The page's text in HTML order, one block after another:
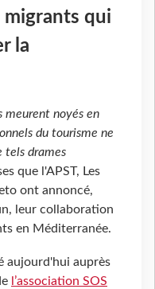
migrants qui
la
meurent noyés en
du tourisme ne
tels drames
que l'APST, Les
ont annoncé,
leur collaboration
en Méditerranée.
aujourd'hui auprès
l’association SOS